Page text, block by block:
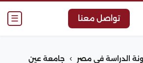
☰ تواصل معنا
الدراسة في مصر ›
جامعة عين